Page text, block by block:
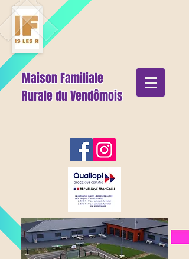
Maison Familiale
Rurale du Vendômois